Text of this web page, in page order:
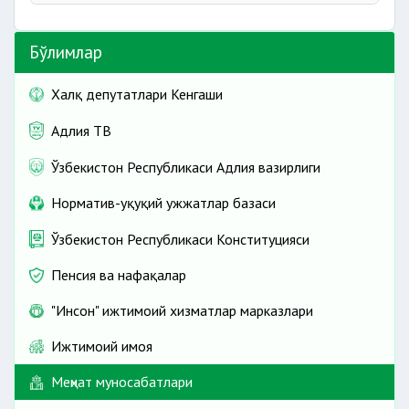
Тиббиёт ходимлари меҳнатини ҳуқуқий жиҳатдан
Спортчилар меҳнатини ҳуқуқий жиҳатдан тартибга
солиш
Меҳнат низолари
Якка тартибдаги меҳнат низоларини суд
тартибида кўриб чиқиш
Жамоавий меҳнат низоларини ҳал этиш (тартибга
Бўлимлар
Халқ депутатлари Кенгаши
Адлия ТВ
Ўзбекистон Республикаси Адлия вазирлиги
Норматив-ҳуқуқий ҳужжатлар базаси
Ўзбекистон Республикаси Конституцияси
Пенсия ва нафақалар
"Инсон" ижтимоий хизматлар марказлари
Ижтимоий ҳимоя
Меҳнат муносабатлари